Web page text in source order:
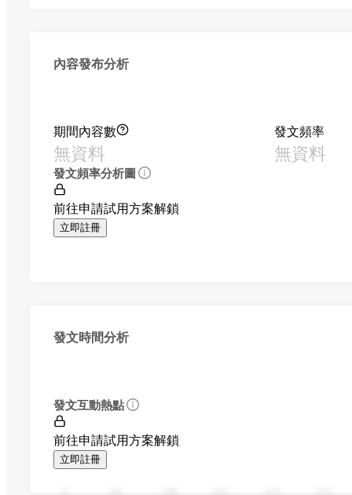
內容發布分析
期間內容數
無資料
發文頻率
無資料
發文頻率分析圖
前往申請試用方案解鎖
立即註冊
發文時間分析
發文互動熱點
前往申請試用方案解鎖
立即註冊